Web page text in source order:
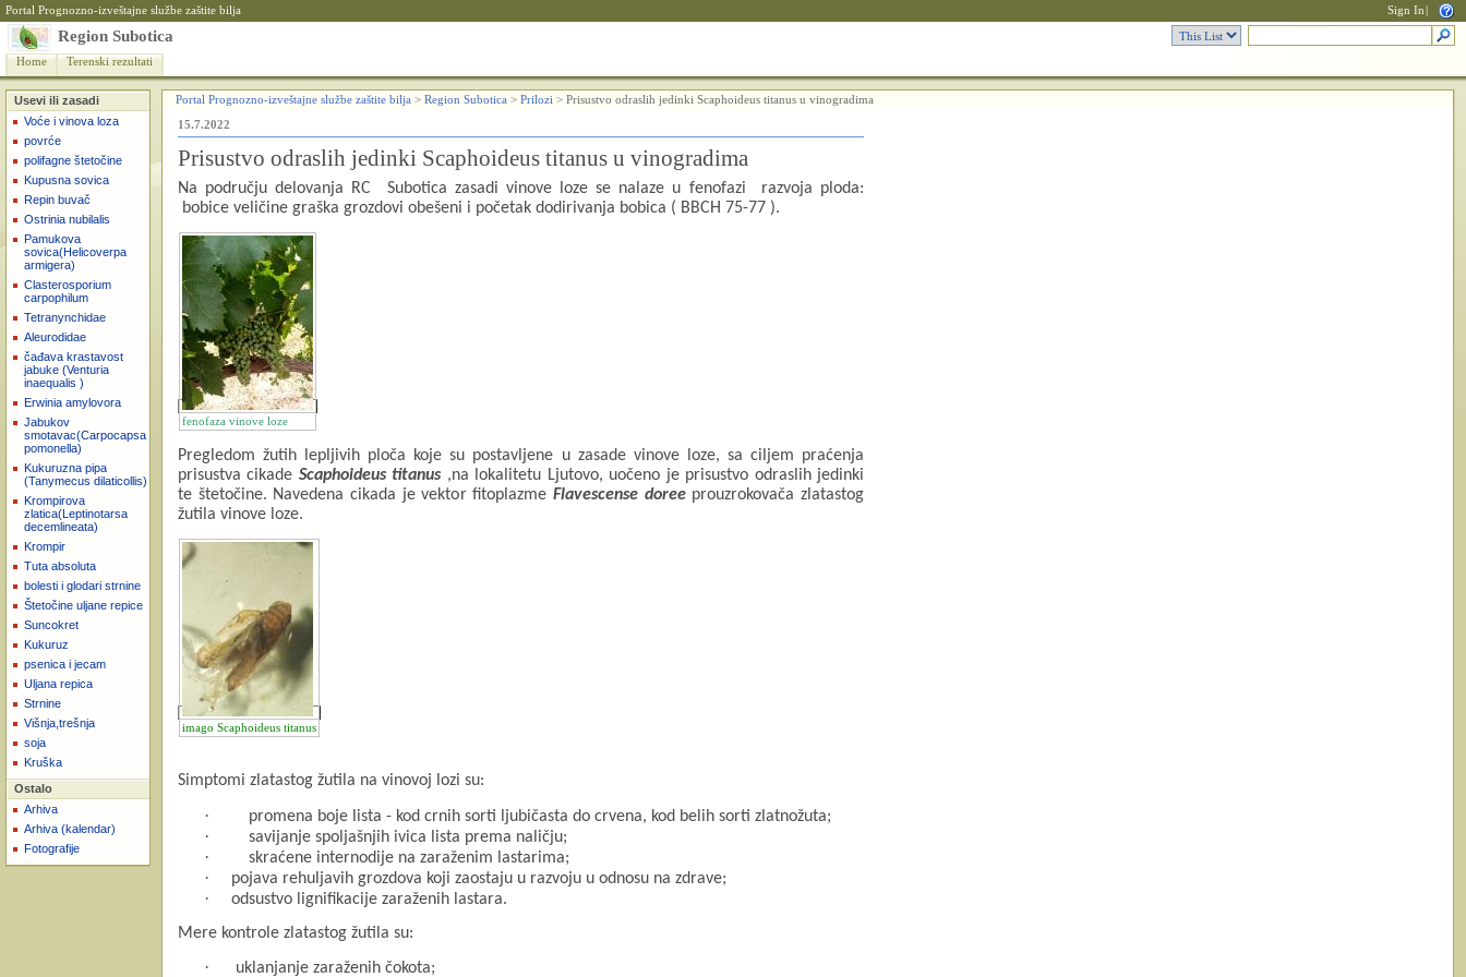
Portal Prognozno-izveštajne službe zaštite bilja Sign In
Region Subotica
Home Terenski rezultati
Usevi ili zasadi
Voće i vinova loza
povrće
polifagne štetočine
Kupusna sovica
Repin buvač
Ostrinia nubilalis
Pamukova
sovica(Helicoverpa
armigera)
Clasterosporium
carpophilum
Tetranynchidae
Aleurodidae
čađava krastavost
jabuke (Venturia
inaequalis )
Erwinia amylovora
Jabukov
smotavac(Carpocapsa
pomonella)
Kukuruzna pipa
(Tanymecus dilaticollis)
Krompirova
zlatica(Leptinotarsa
decemlineata)
Krompir
Tuta absoluta
bolesti i glodari strnine
Štetočine uljane repice
Suncokret
Kukuruz
psenica i jecam
Uljana repica
Strnine
Višnja,trešnja
soja
Kruška
Ostalo
Arhiva
Arhiva (kalendar)
Fotografije
Portal Prognozno-izveštajne službe zaštite bilja > Region Subotica > Prilozi > Prisustvo odraslih jedinki Scaphoideus titanus u vinogradima
15.7.2022
Prisustvo odraslih jedinki Scaphoideus titanus u vinogradima
Na području delovanja RC Subotica zasadi vinove loze se nalaze u fenofazi
razvoja ploda:
bobice veličine graška grozdovi obešeni i početak dodirivanja bobica ( BBCH 75-77 ).
fenofaza vinove loze
Pregledom žutih lepljivih ploča koje su postavljene u zasade vinove loze, sa ciljem praćenja
prisustva cikade Scaphoideus titanus ,na
lokalitetu Ljutovo, uočeno je prisustvo odraslih jedinki
te štetočine. Navedena cikada je vektor fitoplazme Flavescense doree prouzrokovača zlatastog
žutila vinove loze.
imago Scaphoideus titanus
Simptomi zlatastog žutila na vinovoj lozi su:
· promena boje lista - kod crnih sorti ljubičasta do crvena, kod belih sorti zlatnožuta;
· savijanje spoljašnjih ivica lista prema naličju;
· skraćene internodije na zaraženim lastarima;
· pojava rehuljavih grozdova koji zaostaju u razvoju u odnosu na zdrave;
·
odsustvo lignifikacije zaraženih lastara.
Mere kontrole zlatastog žutila su:
· uklanjanje zaraženih čokota;